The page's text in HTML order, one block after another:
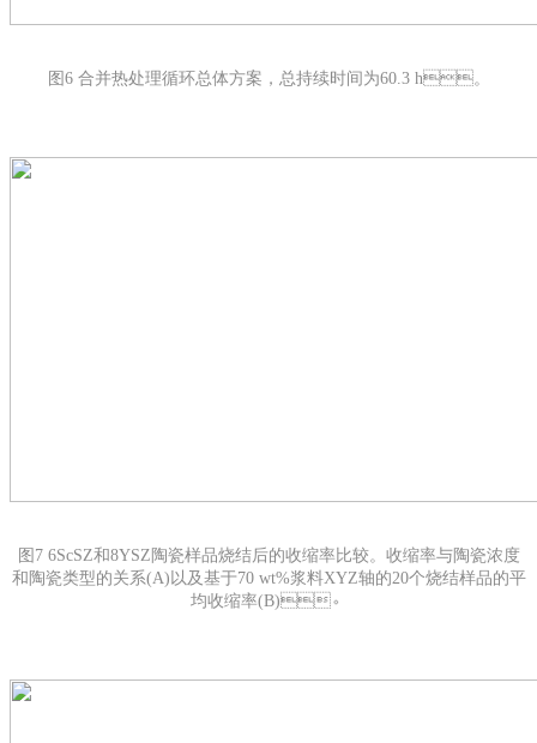
图6 合并热处理循环总体方案，总持续时间为60.3 h。
图7 6ScSZ和8YSZ陶瓷样品烧结后的收缩率比较。收缩率与陶瓷浓度
和陶瓷类型的关系(A)以及基于70 wt%浆料XYZ轴的20个烧结样品的平
均收缩率(B)。